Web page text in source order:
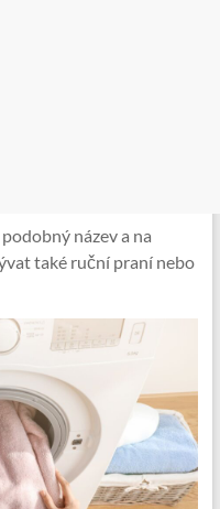
název a na
také ruční praní nebo